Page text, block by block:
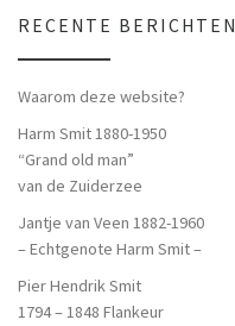
RECENTE BERICHTEN
Waarom deze website?
Harm Smit 1880-1950
“Grand old man”
van de Zuiderzee
Jantje van Veen 1882-1960
– Echtgenote Harm Smit –
Pier Hendrik Smit
1794 – 1848 Flankeur